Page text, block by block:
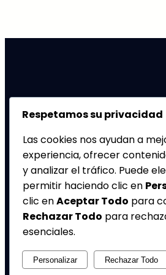
RiccoMarketing
Investigamos para ofrecer
Marketing comercial, político y
Twitter
Respetamos su privacidad
Las cookies nos ayudan a
experiencia, ofrecer
y analizar el tráfico. Puede
permitir haciendo clic en
clic enAceptar Todo para
Rechazar Todo para
esenciales.
Personalizar Rechazar Todo